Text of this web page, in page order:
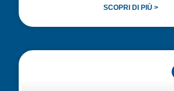
SCOPRI DI PIÙ >